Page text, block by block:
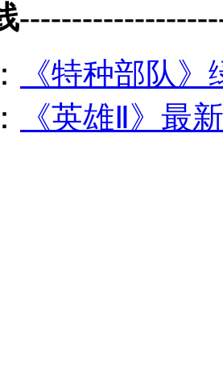
《特种部队
《英雄Ⅱ》最